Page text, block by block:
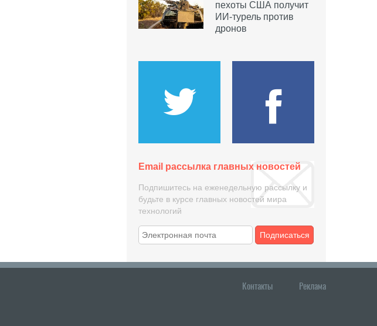
пехоты США получит
ИИ-турель против
дронов
Email рассылка главных новостей
Подпишитесь на еженедельную рассылку и
будьте в курсе главных новостей мира
технологий
Подписаться
Контакты Реклама